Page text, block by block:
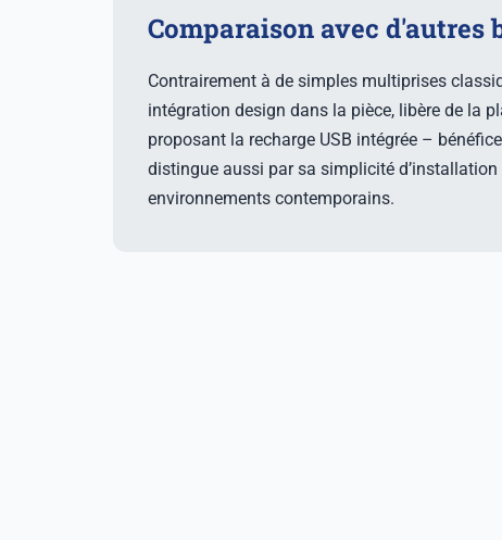
Comparaison avec d'autres
Contrairement à de simples multiprises
intégration design dans la pièce, libère de la
proposant la recharge USB intégrée –
distingue aussi par sa simplicité
environnements contemporains.